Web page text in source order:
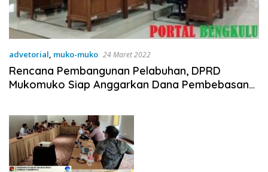
advetorial, muko-muko 24 Maret 2022
Rencana Pembangunan Pelabuhan, DPRD
Mukomuko Siap Anggarkan Dana Pembebasan